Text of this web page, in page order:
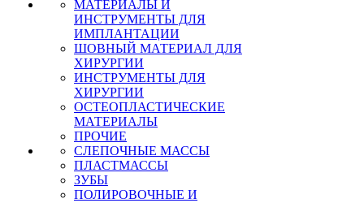
МАТЕРИАЛЫ И
ИНСТРУМЕНТЫ ДЛЯ
ИМПЛАНТАЦИИ
ШОВНЫЙ МАТЕРИАЛ ДЛЯ
ХИРУРГИИ
ИНСТРУМЕНТЫ ДЛЯ
ХИРУРГИИ
ОСТЕОПЛАСТИЧЕСКИЕ
МАТЕРИАЛЫ
ПРОЧИЕ
СЛЕПОЧНЫЕ МАССЫ
ПЛАСТМАССЫ
ЗУБЫ
ПОЛИРОВОЧНЫЕ И